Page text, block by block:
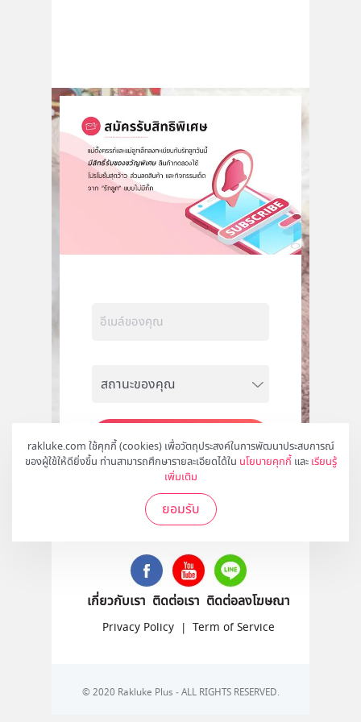
rakluke.com ใช้คุกกี้ (cookies) เพื่อวัตถุประสงค์ในการพัฒนาประสบการณ์
ของผู้ใช้ให้ดียิ่งขึ้น ท่านสามารถศึกษารายละเอียดได้ใน นโยบายคุกกี้ และ เรียนรู้
เพิ่มเติม
ยอมรับ
สมัคร
ติดตามเราได้ที่
เกี่ยวกับเรา ติดต่อเรา ติดต่อลงโฆษณา
Privacy Policy | Term of Service
© 2020 Rakluke Plus - ALL RIGHTS RESERVED.